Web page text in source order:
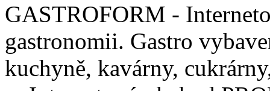
GASTROFORM -
gastronomii. Gastro
kuchyně, kavárny,